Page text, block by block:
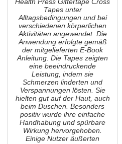
Health Press Gittertape Cross
Tapes unter
Alltagsbedingungen und bei
verschiedenen körperlichen
Aktivitäten angewendet. Die
Anwendung erfolgte gemäß
der mitgelieferten E-Book
Anleitung. Die Tapes zeigten
eine beeindruckende
Leistung, indem sie
Schmerzen linderten und
Verspannungen lösten. Sie
hielten gut auf der Haut, auch
beim Duschen. Besonders
positiv wurde ihre einfache
Handhabung und spürbare
Wirkung hervorgehoben.
Einige Nutzer äußerten